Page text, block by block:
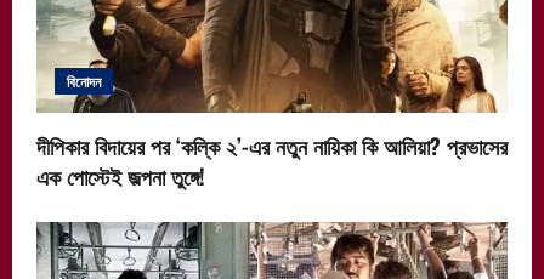
বিনোদন
দীপিকার বিদায়ের পর ‘কল্কি ২’-এর নতুন নায়িকা কি আলিয়া? প্রভাসের
এক পোস্টেই জল্পনা তুঙ্গে!